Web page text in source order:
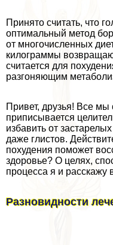
Принято считать, что
оптимальный метод
от многочисленных
килограммы
считается для
разгоняющим
Привет, друзья! Все
приписывается
избавить от
даже глистов.
похудения поможет
здоровье? О целях,
процесса я и расскажу
Разновидности